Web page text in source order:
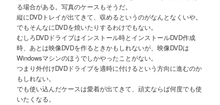
る場合がある。写真のケースもそうだ。
縦にDVDトレイが出てきて、収めるというのがなんとなくいや。
でもそんなにDVDを焼いたりするわけでもない。
むしろDVDドライブはインストール時とインストールDVD作成
時、あとは映像DVDを作るときかもしれないが、映像DVDは
Windowsマシンのほうでしかやったことがない。
つまり外付けDVDドライブを適時に付けるという方向に進むのか
もしれない。
でも使い込んだケースは愛着が出てきて、頑丈ならば何度でも使
いたくなる。